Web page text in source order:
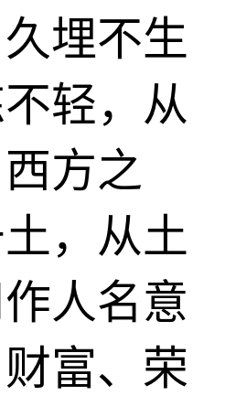
埋不生
轻，从
方之
，从土
人名意
富、荣